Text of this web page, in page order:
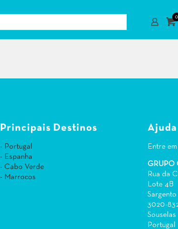
0
Principais Destinos
- Portugal
- Espanha
- Cabo Verde
- Marrocos
Ajuda
Entre
GRUPO
Rua da
Lote 4B
3020-
Portugal